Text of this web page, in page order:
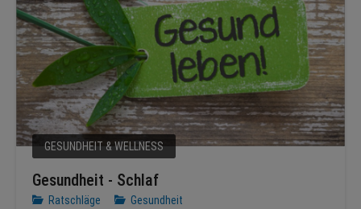
GESUNDHEIT & WELLNESS
Gesundheit - Schlaf
Ratschläge Gesundheit